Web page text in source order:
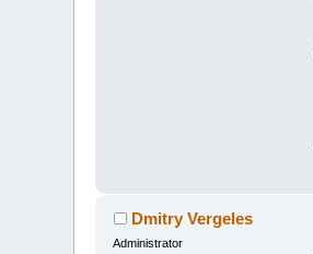
Dmitry Vergeles
Administrator